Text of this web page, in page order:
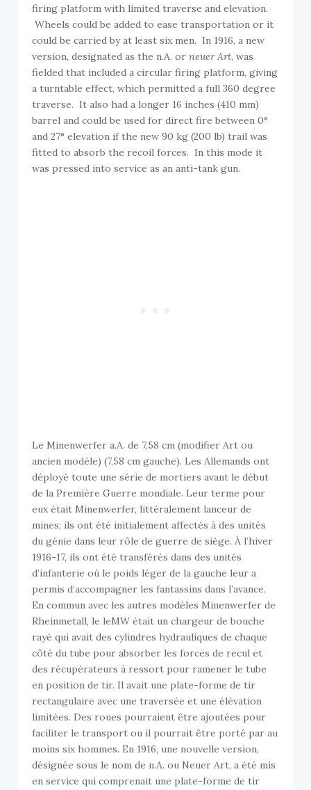
firing platform with limited traverse and elevation.
Wheels could be added to ease transportation or it
could be carried by at least six men. In 1916, a new
version, designated as the n.A. orneuer Art, was
fielded that included a circular firing platform, giving
a turntable effect, which permitted a full 360 degree
traverse. It also had a longer 16 inches (410 mm)
barrel and could be used for direct fire between 0°
and 27° elevation if the new 90 kg (200 lb) trail was
fitted to absorb the recoil forces. In this mode it
was pressed into service as an anti-tank gun.
Le Minenwerfer a.A. de 7,58 cm (modifier Art ou
ancien modèle) (7,58 cm gauche). Les Allemands ont
déployé toute une série de mortiers avant le début
de la Première Guerre mondiale. Leur terme pour
eux était Minenwerfer, littéralement lanceur de
mines; ils ont été initialement affectés à des unités
du génie dans leur rôle de guerre de siège. À l’hiver
1916-17, ils ont été transférés dans des unités
d’infanterie où le poids léger de la gauche leur a
permis d’accompagner les fantassins dans l’avance.
En commun avec les autres modèles Minenwerfer de
Rheinmetall, le leMW était un chargeur de bouche
rayé qui avait des cylindres hydrauliques de chaque
côté du tube pour absorber les forces de recul et
des récupérateurs à ressort pour ramener le tube
en position de tir. Il avait une plate-forme de tir
rectangulaire avec une traversée et une élévation
limitées. Des roues pourraient être ajoutées pour
faciliter le transport ou il pourrait être porté par au
moins six hommes. En 1916, une nouvelle version,
désignée sous le nom de n.A. ou Neuer Art, a été mis
en service qui comprenait une plate-forme de tir